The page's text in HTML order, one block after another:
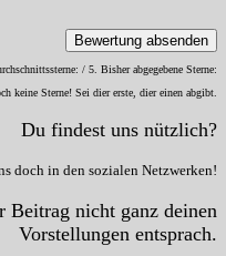
Bewertung absenden
/ 5. Bisher abgegebene Sterne:
keine Sterne! Sei dier erste, dier einen abgibt.
Du findest uns nützlich?
doch in den sozialen Netzwerken!
Beitrag nicht ganz deinen
Vorstellungen entsprach.